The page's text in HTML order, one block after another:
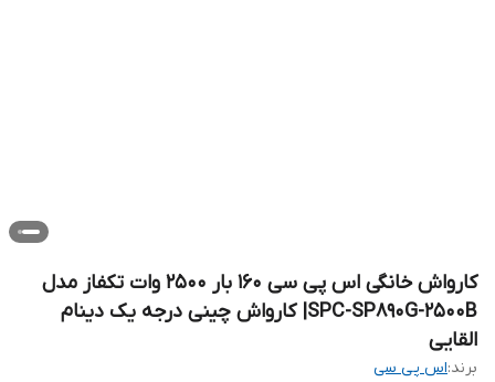
کارواش خانگی اس پی سی 160 بار 2500 وات تکفاز مدل
SPC-SP890G-2500B| کارواش چینی درجه یک دینام
القایی
برند:اس پی سی